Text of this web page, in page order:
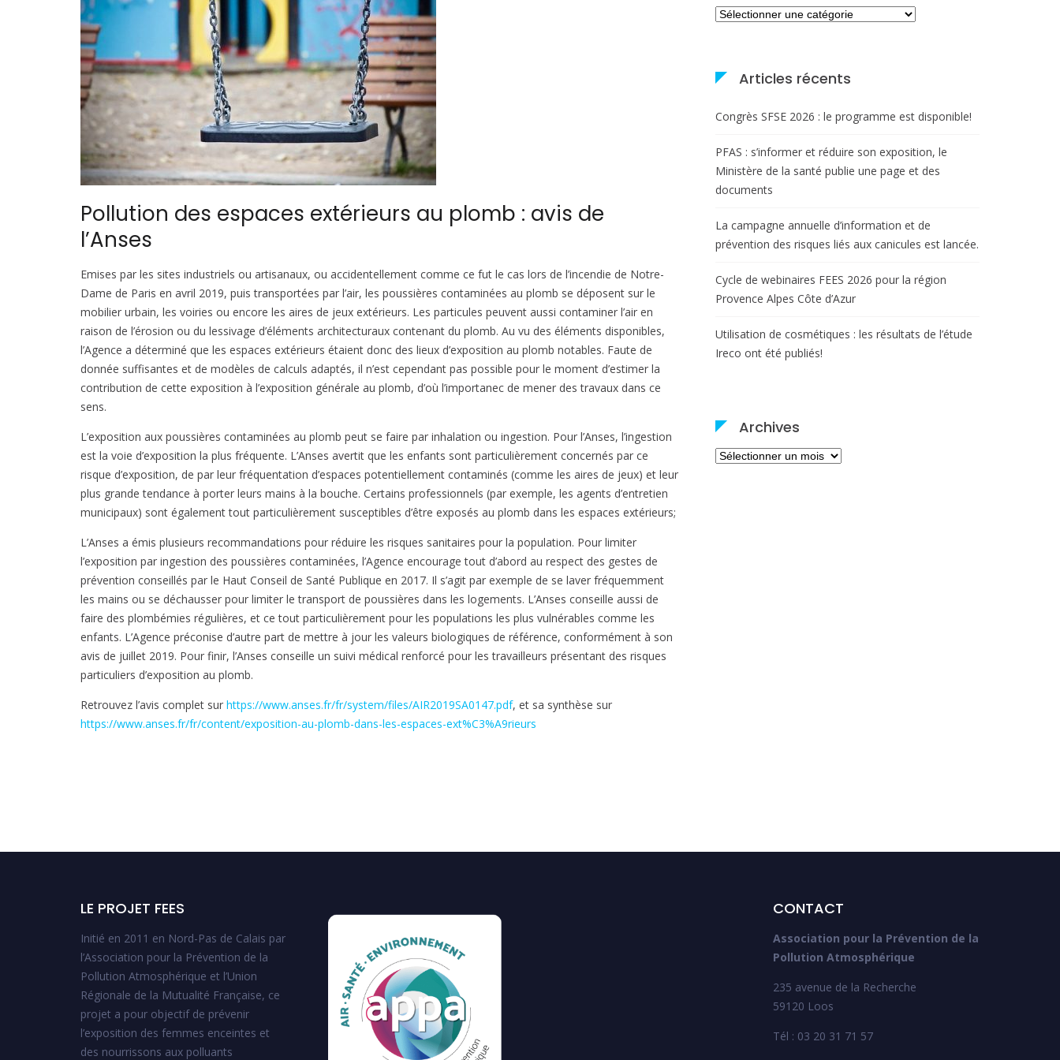
Pollution des espaces extérieurs au plomb : avis de
l’Anses
Emises par les sites industriels ou artisanaux, ou accidentellement comme ce fut le cas lors de l’incendie de Notre-
Dame de Paris en avril 2019, puis transportées par l’air, les poussières contaminées au plomb se déposent sur le
mobilier urbain, les voiries ou encore les aires de jeux extérieurs. Les particules peuvent aussi contaminer l’air en
raison de l’érosion ou du lessivage d’éléments architecturaux contenant du plomb. Au vu des éléments disponibles,
l’Agence a déterminé que les espaces extérieurs étaient donc des lieux d’exposition au plomb notables. Faute de
donnée suffisantes et de modèles de calculs adaptés, il n’est cependant pas possible pour le moment d’estimer la
contribution de cette exposition à l’exposition générale au plomb, d’où l’importanec de mener des travaux dans ce
sens.
L’exposition aux poussières contaminées au plomb peut se faire par inhalation ou ingestion. Pour l’Anses, l’ingestion
est la voie d’exposition la plus fréquente. L’Anses avertit que les enfants sont particulièrement concernés par ce
risque d’exposition, de par leur fréquentation d’espaces potentiellement contaminés (comme les aires de jeux) et leur
plus grande tendance à porter leurs mains à la bouche. Certains professionnels (par exemple, les agents d’entretien
municipaux) sont également tout particulièrement susceptibles d’être exposés au plomb dans les espaces extérieurs;
L’Anses a émis plusieurs recommandations pour réduire les risques sanitaires pour la population. Pour limiter
l’exposition par ingestion des poussières contaminées, l’Agence encourage tout d’abord au respect des gestes de
prévention conseillés par le Haut Conseil de Santé Publique en 2017. Il s’agit par exemple de se laver fréquemment
les mains ou se déchausser pour limiter le transport de poussières dans les logements. L’Anses conseille aussi de
faire des plombémies régulières, et ce tout particulièrement pour les populations les plus vulnérables comme les
enfants. L’Agence préconise d’autre part de mettre à jour les valeurs biologiques de référence, conformément à son
avis de juillet 2019. Pour finir, l’Anses conseille un suivi médical renforcé pour les travailleurs présentant des risques
particuliers d’exposition au plomb.
Retrouvez l’avis complet sur https://www.anses.fr/fr/system/files/AIR2019SA0147.pdf, et sa synthèse sur
https://www.anses.fr/fr/content/exposition-au-plomb-dans-les-espaces-ext%C3%A9rieurs
Catégories
Articles récents
Congrès SFSE 2026 : le programme est disponible!
PFAS : s’informer et réduire son exposition, le
Ministère de la santé publie une page et des
documents
La campagne annuelle d’information et de
prévention des risques liés aux canicules est lancée.
Cycle de webinaires FEES 2026 pour la région
Provence Alpes Côte d’Azur
Utilisation de cosmétiques : les résultats de l’étude
Ireco ont été publiés!
Archives
Archives
LE PROJET FEES
Initié en 2011 en Nord-Pas de Calais par
l’Association pour la Prévention de la
Pollution Atmosphérique et l’Union
Régionale de la Mutualité Française, ce
projet a pour objectif de prévenir
l’exposition des femmes enceintes et
des nourrissons aux polluants
CONTACT
Association pour la Prévention de la
Pollution Atmosphérique
235 avenue de la Recherche
59120 Loos
Tél : 03 20 31 71 57